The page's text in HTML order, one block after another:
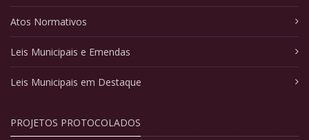
Atos Normativos
Leis Municipais e Emendas
Leis Municipais em Destaque
PROJETOS PROTOCOLADOS